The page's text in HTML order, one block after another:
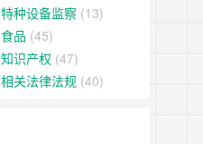
特种设备监察 (13)
食品 (45)
知识产权 (47)
相关法律法规 (40)